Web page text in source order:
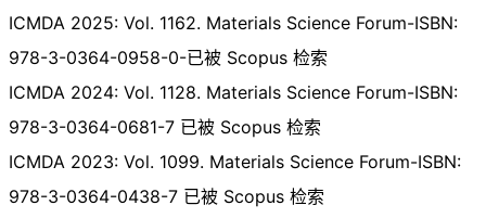
ICMDA 2025: Vol. 1162. Materials Science Forum-ISBN:
978-3-0364-0958-0-已被 Scopus 检索
ICMDA 2024: Vol. 1128. Materials Science Forum-ISBN:
978-3-0364-0681-7 已被 Scopus 检索
ICMDA 2023: Vol. 1099. Materials Science Forum-ISBN:
978-3-0364-0438-7 已被 Scopus 检索